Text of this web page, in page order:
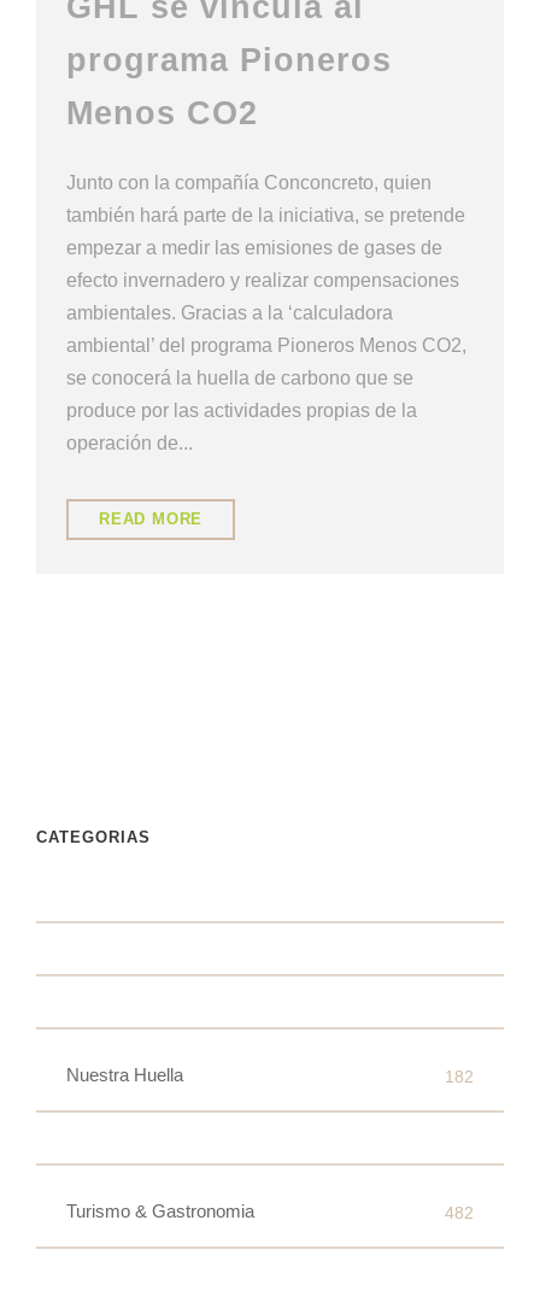
programa Pioneros
Menos CO2
Junto con la compañía Conconcreto, quien
también hará parte de la iniciativa, se pretende
empezar a medir las emisiones de gases de
efecto invernadero y realizar compensaciones
ambientales. Gracias a la ‘calculadora
ambiental’ del programa Pioneros Menos CO2,
se conocerá la huella de carbono que se
produce por las actividades propias de la
operación de...
READ MORE
CATEGORIAS
Nuestra Huella 182
Turismo & Gastronomia 482